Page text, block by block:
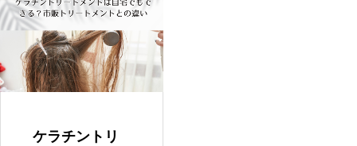
ケラチントリ